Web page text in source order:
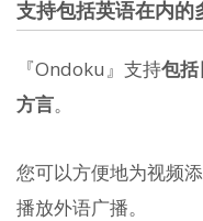
支持包括英语在内的
『Ondoku』支持包
方言。
您可以方便地为视频
播放外语广播。